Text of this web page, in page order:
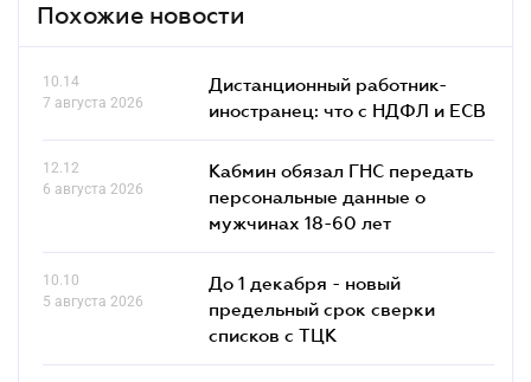
Похожие новости
10.14
7 августа 2026
Дистанционный работник-
иностранец: что с НДФЛ и ЕСВ
12.12
6 августа 2026
Кабмин обязал ГНС передать
персональные данные о
мужчинах 18-60 лет
10.10
5 августа 2026
До 1 декабря - новый
предельный срок сверки
списков c ТЦК